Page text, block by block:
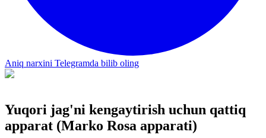
Aniq narxini Telegramda bilib oling
Yuqori jag'ni kengaytirish uchun qattiq
apparat (Marko Rosa apparati)